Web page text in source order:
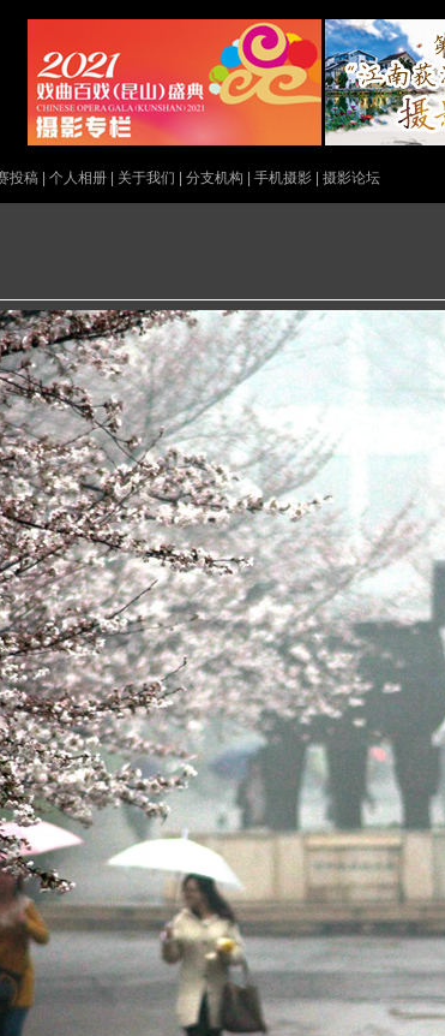
投稿| 个人相册| 关于我们 分支机构 手机摄影| 摄影论坛